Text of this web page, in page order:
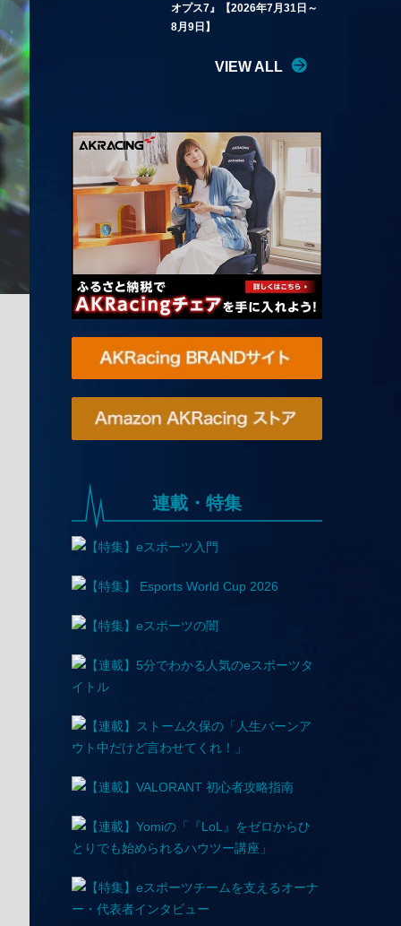
オプス7』【2026年7月31日～
8月9日】
VIEW ALL
連載・特集